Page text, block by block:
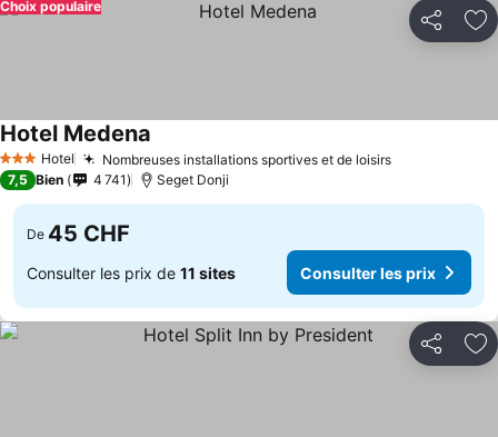
Partager
Choix populaire
3 ÉtoilesHotel Nombreuses installations sportives et de loisirs
Hotel Medena
7,5 Bien 4 741 Seget Donji
De 45 CHF
Consulter les prix de 11 sites Consulter les prix
Partager